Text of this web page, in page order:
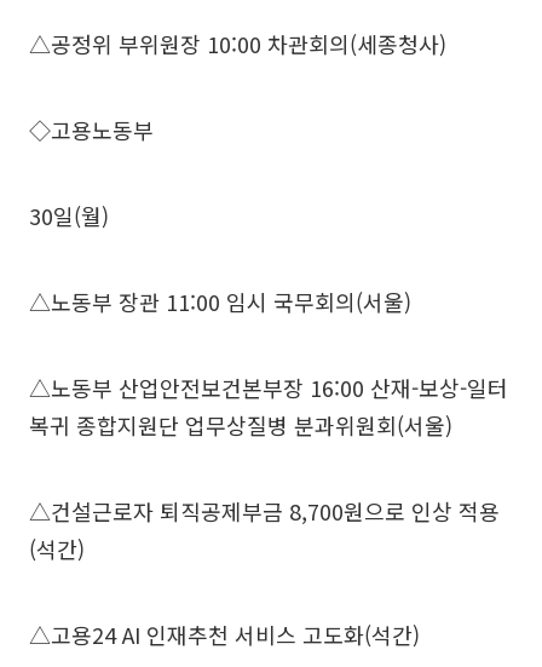
△공정위 부위원장 10:00 차관회의(세종청사)
◇고용노동부
30일(월)
△노동부 장관 11:00 임시 국무회의(서울)
△노동부 산업안전보건본부장 16:00 산재-보상-일터
복귀 종합지원단 업무상질병 분과위원회(서울)
△건설근로자 퇴직공제부금 8,700원으로 인상 적용
(석간)
△고용24 AI 인재추천 서비스 고도화(석간)